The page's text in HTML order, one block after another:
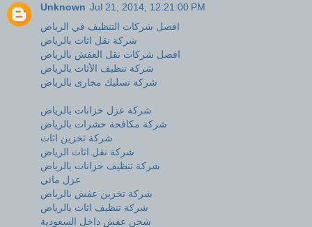
Unknown Jul 21, 2014, 12:21:00 PM
افضل شركات التنظيف في الرياض
شركة نقل اثاث بالرياض
افضل شركات نقل العفش بالرياض
شركة تنظيف الأثاث بالرياض
شركة تسليك مجارى بالرياض
شركة عزل خزانات بالرياض
شركة مكافحة حشرات بالرياض
شركة تخزين اثاث
شركة نقل اثاث الرياض
شركة تنظيف خزانات بالرياض
عزل مائي
شركة تخزين عفش بالرياض
شركة تنظيف اثاث بالرياض
شحن عفش داخل السعودية